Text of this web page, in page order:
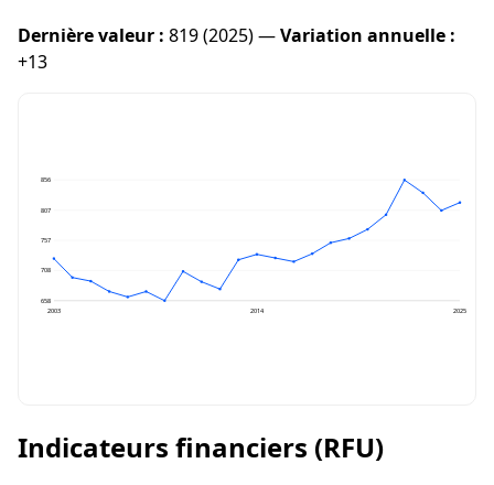
Dernière valeur : 819 (2025) —Variation annuelle :
+13
856
807
757
708
658
2003
2014 2025
Indicateurs financiers (RFU)